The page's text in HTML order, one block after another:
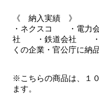
《 納入実績 》
・ネクスコ ・電
社 ・鉄道会社 ・
くの企業・官公庁に納
※こちらの商品は、１
ます。